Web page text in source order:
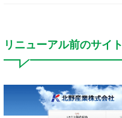
リニューアル前のサイト